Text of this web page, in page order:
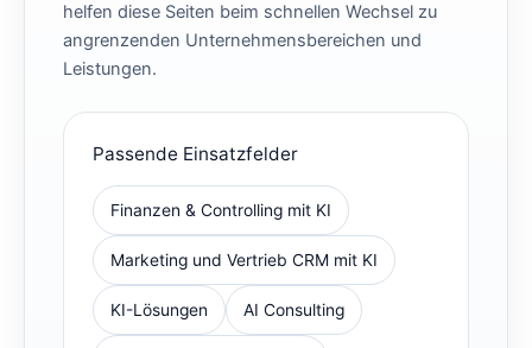
helfen diese Seiten beim schnellen Wechsel zu
angrenzenden Unternehmensbereichen und
Leistungen.
Passende Einsatzfelder
Finanzen & Controlling mit KI
Marketing und Vertrieb CRM mit KI
KI-Lösungen AI Consulting